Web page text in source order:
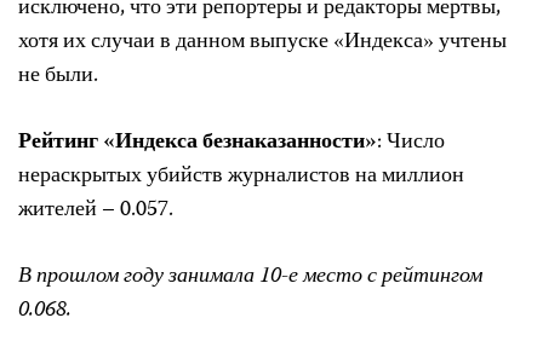
исключено, что эти репортеры и редакторы мертвы,
хотя их случаи в данном выпуске «Индекса» учтены
не были.
Рейтинг «Индекса безнаказанности»: Число
нераскрытых убийств журналистов на миллион
жителей – 0.057.
В прошлом году занимала 10-е место с рейтингом
0.068.